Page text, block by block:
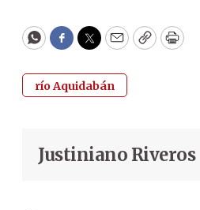
WhatsApp
Facebook
Twitter
EmailCopyPrint
río Aquidabán
Justiniano Riveros